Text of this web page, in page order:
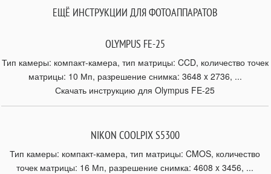
ЕЩЁ ИНСТРУКЦИИ ДЛЯ ФОТОАППАРАТОВ
OLYMPUS FE-25
Тип камеры: компакт-камера, тип матрицы: CCD, количество точек
матрицы: 10 Мп, разрешение снимка: 3648 x 2736, ...
Скачать инструкцию для Olympus FE-25
NIKON COOLPIX S5300
Тип камеры: компакт-камера, тип матрицы: CMOS, количество
точек матрицы: 16 Мп, разрешение снимка: 4608 x 3456, ...